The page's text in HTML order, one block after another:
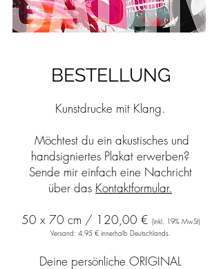
BESTELLUNG
Kunstdrucke mit Klang.
Möchtest du ein akustisches und
handsigniertes Plakat erwerben?
Sende mir einfach eine Nachricht
über das Kontaktformular.
50 x 70 cm / 120 ,00 € (inkl. 19% MwSt)
Versand: 4,95 € innerhalb Deutschlands.
Deine persönliche ORIGINAL